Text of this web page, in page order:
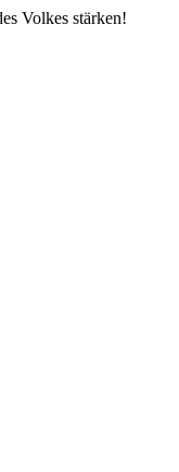
Volkes stärken!